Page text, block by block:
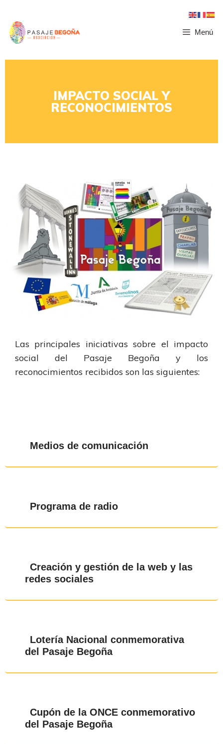
Menú
IMPACTO SOCIAL Y
RECONOCIMIENTOS
Las principales iniciativas sobre el impacto
social del Pasaje Begoña y los
reconocimientos recibidos son las siguientes:
Medios de comunicación
Programa de radio
Creación y gestión de la web y las
redes sociales
Lotería Nacional conmemorativa
del Pasaje Begoña
Cupón de la ONCE conmemorativo
del Pasaje Begoña